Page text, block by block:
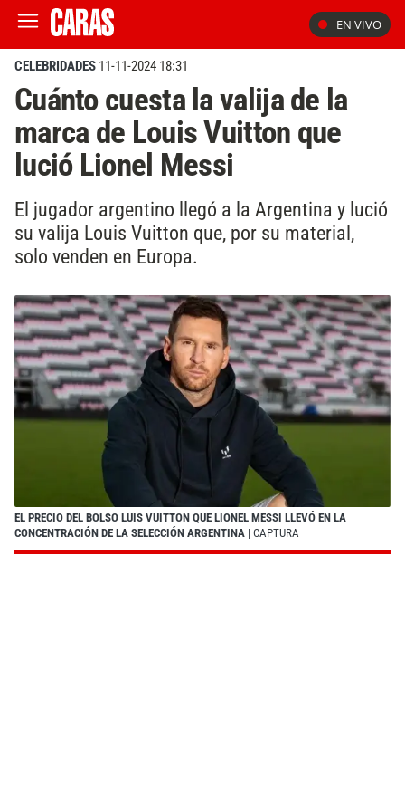
EN VIVO
CELEBRIDADES 11-11-2024 18:31
Cuánto cuesta la valija de la
marca de Louis Vuitton que
lució Lionel Messi
El jugador argentino llegó a la Argentina y lució
su valija Louis Vuitton que, por su material,
solo venden en Europa.
EL PRECIO DEL BOLSO LUIS VUITTON QUE LIONEL MESSI LLEVÓ EN LA
CONCENTRACIÓN DE LA SELECCIÓN ARGENTINA | CAPTURA